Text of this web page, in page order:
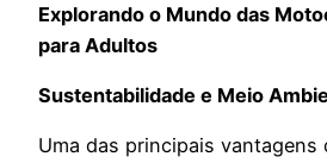
Explorando o Mundo das
para Adultos
Sustentabilidade e Meio
Uma das principais vantagens